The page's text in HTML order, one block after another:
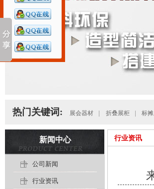
热门关键词: 展会器材 折叠展柜 标
行业资讯
新闻中心
公司新闻
行业资讯